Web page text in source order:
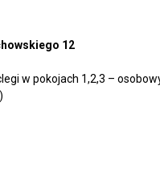
12
w pokojach 1,2,3 –